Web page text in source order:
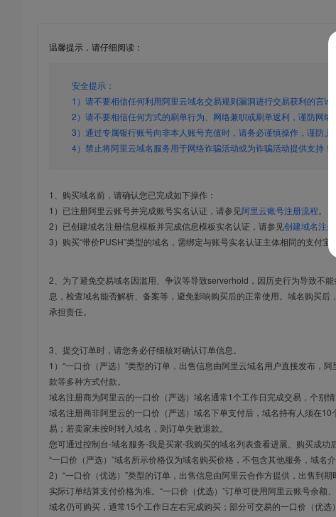
温馨提示，请仔细阅读：
安全提示：
1）请不要相信任何利用阿里云域名交易规则漏洞进行交易获利的言论
2）请不要相信任何方式的刷单行为、网络兼职或刷单返利，谨防网络
3）通过专属银行账号向非本人账号充值时，请务必谨慎操作，谨防上
4）禁止将阿里云域名服务用于网络诈骗活动或为诈骗活动提供支持！
1、购买域名前，请确认您已完成如下操作：
1）已注册阿里云账号并完成账号实名认证，请参见阿里云账号注册流程
2）已创建域名注册信息模板并完成信息模板实名认证，请参见创建域名注册
3）购买“带价PUSH”类型的域名，需绑定与账号实名认证主体相同的支付宝
2、为了避免交易域名因滥用、争议等导致serverhold，因历史行为导致不
息，检查域名能否解析、备案等，避免影响购买后的正常使用。域名购买
承担责任。
3、提交订单时，请您务必仔细核对确认订单信息。
1）“一口价（严选）”类型的订单，出售信息由阿里云域名用户直接发布，
款等多种方式付款。
域名注册商为阿里云的一口价（严选）域名通常1个工作日完成交易，个别情
域名注册商非阿里云的一口价（严选）域名下单支付后，域名持有人须在
易；若卖家未按时转入域名，则订单失败退款。
您可通过控制台-域名服务-我是买家-我购买的域名列表查看进展。购买成功
“一口价（严选）”域名所示价格仅为域名购买价格，不包含其他服务，域名
2）“一口价（优选）”类型的订单，出售信息由阿里云合作方提供，出售到
实际订单结算支付价格为准。“一口价（优选）”订单可使用阿里云账号余
域名仍可购买，通常15个工作日左右完成购买；部分可交易的一口价（优